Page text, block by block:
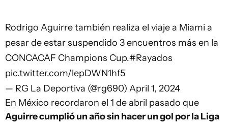
Rodrigo Aguirre también realiza el viaje a Miami a
pesar de estar suspendido 3 encuentros más en la
CONCACAF Champions Cup.#Rayados
pic.twitter.com/lepDWN1hf5
— RG La Deportiva (@rg690) April 1, 2024
En México recordaron el 1 de abril pasado que
Aguirre cumplió un año sin hacer un gol por la Liga